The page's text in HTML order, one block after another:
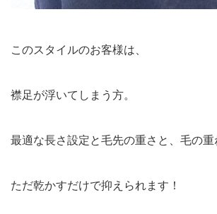
このスタイルのお客様は、
襟足が浮いてしまう方。
最適な長さ設定と毛先の重さと、毛の重
ただ乾かすだけで抑えられます！